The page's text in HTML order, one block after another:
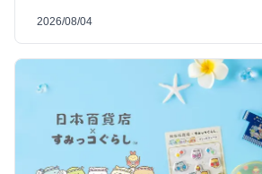
2026/08/04